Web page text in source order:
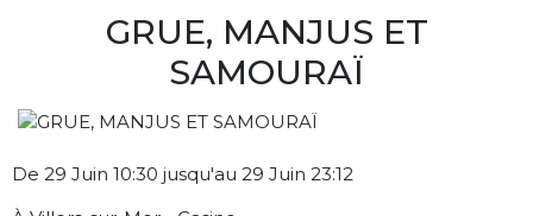
GRUE, MANJUS ET
SAMOURAÏ
De 29 Juin 10:30 jusqu'au 29 Juin 23:12